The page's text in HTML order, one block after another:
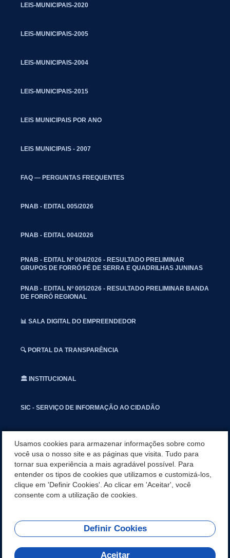
LEIS-MUNICIPAIS-2020
LEIS-MUNICIPAIS-2005
LEIS-MUNICIPAIS-2004
LEIS-MUNICIPAIS-2015
LEIS MUNICIPAIS POR ANO
LEIS MUNICIPAIS - 2007
FAQ — PERGUNTAS FREQUENTES
PNAB - EDITAL 005/2026
PNAB - EDITAL 004/2026
PNAB - EDITAL Nº 004/2026 - RESULTADO PRELIMINAR
GRUPOS DE FORRÓ PÉ DE SERRA E QUADRILHAS JUNINAS
PNAB - EDITAL Nº 005/2026 - RESULTADO PRELIMINAR BANDA
DE FORRÓ REGIONAL
📊 SALA DIGITAL DO EMPREENDEDOR
🔍 PORTAL DA TRANSPARÊNCIA
🏛️ INSTITUCIONAL
SIC - SERVIÇO DE INFORMAÇÃO AO CIDADÃO
INSTAGRAN
📱🩺 SAUDE CONECTADA
REDES SOCIAIS
Usamos cookies para armazenar informações sobre como
você usa o nosso site e as páginas que visita. Tudo para
tornar sua experiência a mais agradável possível. Para
entender os tipos de cookies que utilizamos e customizá-los,
clique em 'Definir Cookies'. Ao clicar em 'Aceitar', você
consente com a utilização de cookies.
Definir Cookies
Aceitar